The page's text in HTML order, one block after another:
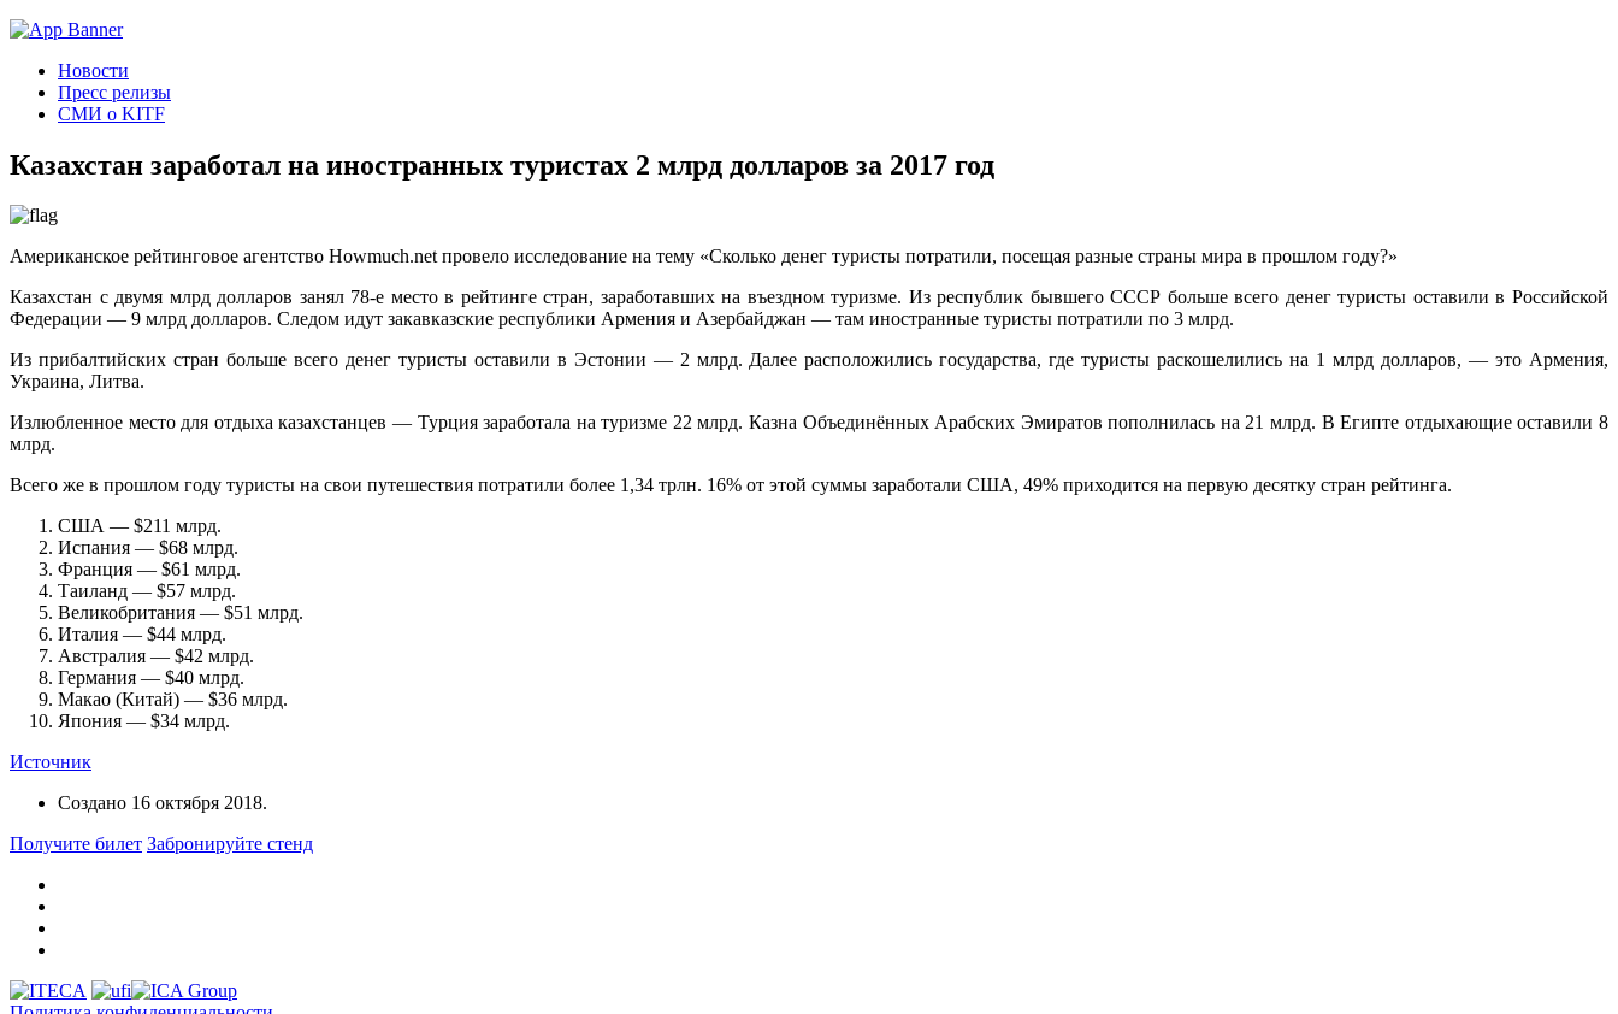
Новости
Пресс релизы
СМИ о KITF
Казахстан заработал на иностранных туристах 2 млрд долларов за 2017 год
Американское рейтинговое агентство Howmuch.net провело исследование на тему «Сколько денег туристы потратили, посещая разные страны мира в прошлом году?»
Казахстан с двумя млрд долларов занял 78-е место в рейтинге стран, заработавших на въездном туризме. Из республик бывшего СССР больше всего денег туристы оставили в Российской
Федерации — 9 млрд долларов. Следом идут закавказские республики Армения и Азербайджан — там иностранные туристы потратили по 3 млрд.
Из прибалтийских стран больше всего денег туристы оставили в Эстонии — 2 млрд. Далее расположились государства, где туристы раскошелились на 1 млрд долларов, — это Армения,
Украина, Литва.
Излюбленное место для отдыха казахстанцев — Турция заработала на туризме 22 млрд. Казна Объединённых Арабских Эмиратов пополнилась на 21 млрд. В Египте отдыхающие оставили 8
млрд.
Всего же в прошлом году туристы на свои путешествия потратили более 1,34 трлн. 16% от этой суммы заработали США, 49% приходится на первую десятку стран рейтинга.
США — $211 млрд.
Испания — $68 млрд.
Франция — $61 млрд.
Таиланд — $57 млрд.
Великобритания — $51 млрд.
Италия — $44 млрд.
Австралия — $42 млрд.
Германия — $40 млрд.
Макао (Китай) — $36 млрд.
Япония — $34 млрд.
Источник
Создано 16 октября 2018.
Получите билет Забронируйте стенд